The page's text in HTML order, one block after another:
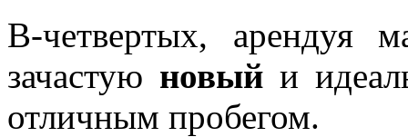
В-четвертых, арендуя
зачастую новыйи
отличным пробегом.